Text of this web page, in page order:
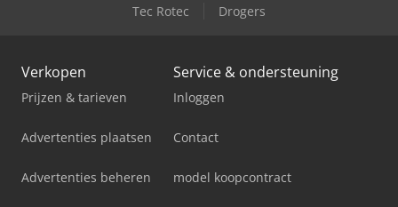
Tec Rotec
Drogers
Verkopen
Prijzen & tarieven
Advertenties plaatsen
Advertenties beheren
Service & ondersteuning
Inloggen
Contact
model koopcontract